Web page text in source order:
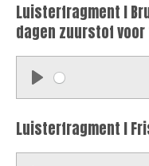
Luisterfragment I
dagen zuurstof voor
P
Luisterfragment I